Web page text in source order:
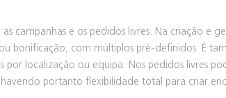
campanhas e os pedidos livres. Na criação e
bonificação, com múltiplos pré-definidos. É
por localização ou equipa. Nos pedidos livres
portanto flexibilidade total para criar